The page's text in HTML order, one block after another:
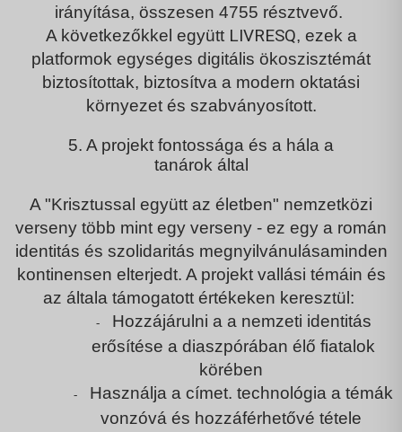
irányítása, összesen 4755 résztvevő.
A következőkkel együtt LIVRESQ, ezek a
platformok egységes digitális ökoszisztémát
biztosítottak, biztosítva a modern oktatási
környezetés szabványosított.
5. A projekt fontossága és a hála a
tanárok által
A "Krisztussal együtt az életben" nemzetközi
verseny több mint egy verseny - ez egy a román
identitás és szolidaritás megnyilvánulásaminden
kontinensen elterjedt. A projekt vallási témáin és
az általa támogatott értékeken keresztül:
- Hozzájárulni a a nemzeti identitás
erősítése a diaszpórában élő fiatalok
körében
- Használja a címet. technológia a témák
vonzóvá és hozzáférhetővé tétele